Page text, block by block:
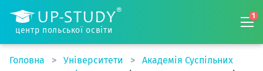
центр польської освіти
1
Головна Університети
Академія Суспільних